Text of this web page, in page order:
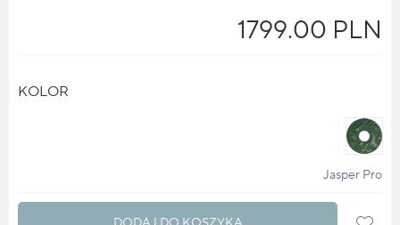
1799.00 PLN
KOLOR
halo
?
Jasper Pro